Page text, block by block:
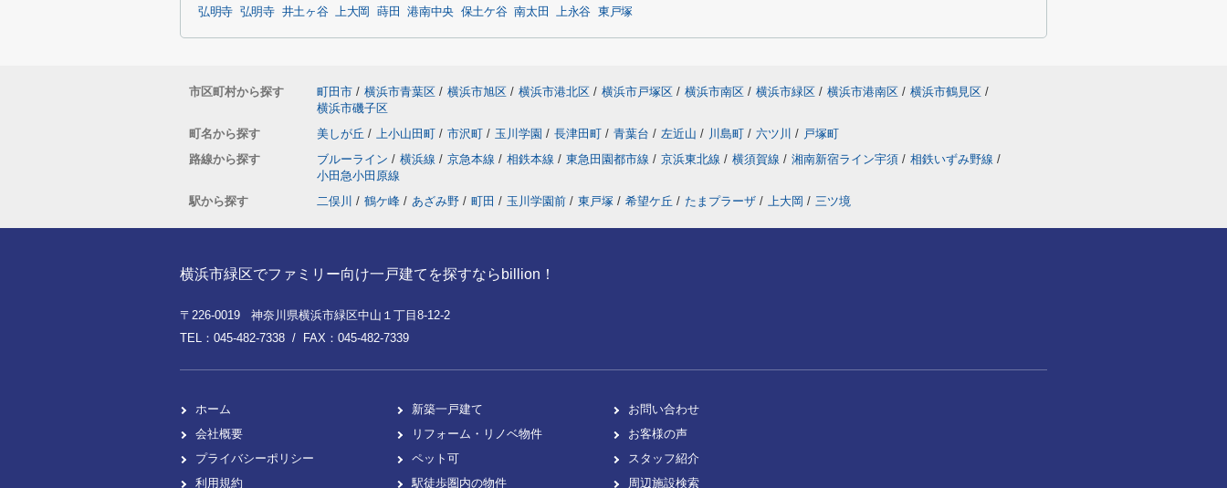
弘明寺 弘明寺 井土ヶ谷 上大岡 蒔田 港南中央 保土ケ谷 南太田 上永谷 東戸塚
市区町村から探す 町田市 / 横浜市青葉区 / 横浜市旭区 / 横浜市港北区 / 横浜市戸塚区 / 横浜市南区 / 横浜市緑区 / 横浜市港南区 / 横浜市鶴見区 /
横浜市磯子区
町名から探す
美しが丘 / 上小山田町 / 市沢町 / 玉川学園 / 長津田町 / 青葉台 / 左近山 / 川島町 / 六ツ川 / 戸塚町
路線から探す
ブルーライン / 横浜線 / 京急本線 / 相鉄本線 / 東急田園都市線 / 京浜東北線 / 横須賀線 / 湘南新宿ライン宇須 / 相鉄いずみ野線 /
小田急小田原線
駅から探す
二俣川 / 鶴ケ峰 / あざみ野 / 町田 / 玉川学園前 / 東戸塚 / 希望ケ丘 / たまプラーザ / 上大岡 / 三ツ境
横浜市緑区でファミリー向け一戸建てを探すならbillion！
〒226-0019 神奈川県横浜市緑区中山１丁目8-12-2
TEL：045-482-7338 / FAX：045-482-7339
ホーム
会社概要
プライバシーポリシー
利用規約
新築一戸建て
リフォーム・リノベ物件
ペット可
駅徒歩圏内の物件
お問い合わせ
お客様の声
スタッフ紹介
周辺施設検索